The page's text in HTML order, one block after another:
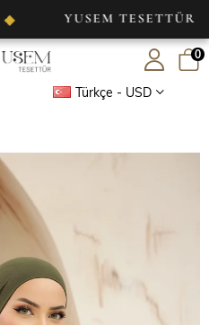
YUSEM TESETTÜR ◆
Türkçe - USD
0